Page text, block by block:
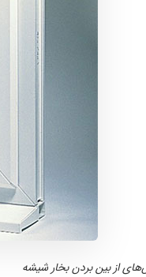
از بین بردن بخار شیشه